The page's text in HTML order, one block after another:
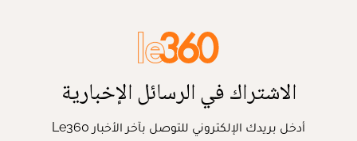
الاشتراك في الرسائل الإخبارية
أدخل بريدك الإلكتروني للتوصل بآخر الأخبار Le360